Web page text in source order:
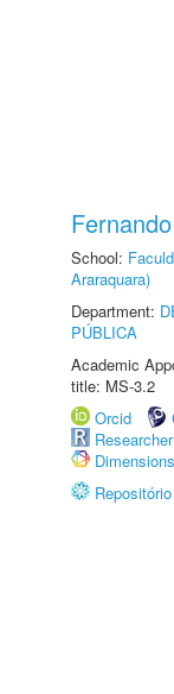
School:
Araraquara)
Department:
PÚBLICA
Academic
title: MS-3.2
Orcid
Dimensions